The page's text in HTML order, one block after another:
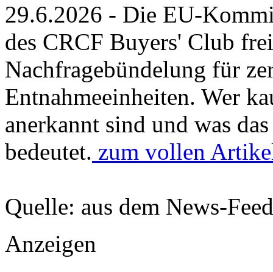
29.6.2026 - Die EU-
des CRCF Buyers' Club
Nachfragebündelung für
Entnahmeeinheiten. Wer
anerkannt sind und was
bedeutet. zum vollen
Quelle: aus dem News-
Anzeigen